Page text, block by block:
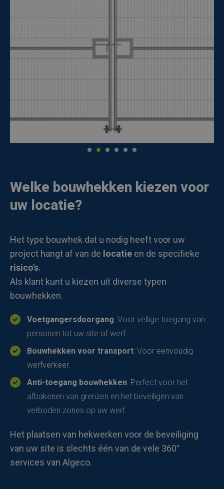
Welke bouwhekken kiezen voor
uw locatie?
Het type bouwhek dat u nodig heeft voor uw
project hangt af van de locatie en de specifieke
risico's.
Als klant kunt u kiezen uit diverse typen
bouwhekken.
Voetgangersdoorgang: Voor veilige toegang van
personen tot uw site of werf.
Bouwhekken voor transport: Voor eenvoudig
werfverkeer.
Anti-toegang bouwhekken: Perfect voor het
afbakenen van grenzen en het beveiligen van
verboden zones op uw werf.
Het plaatsen van hekwerken voor de beveiliging
van uw site is slechts één van de vele 360°
services van Algeco.